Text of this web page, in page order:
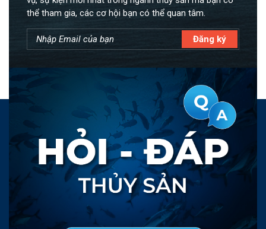
thể tham gia, các cơ hội bạn có thể quan tâm.